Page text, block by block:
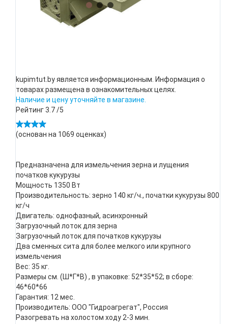
kupimtut.by является информационным. Информация о
товарах размещена в ознакомительных целях.
Наличие и цену уточняйте в магазине.
Рейтинг3.7/5
(основан на 1069 оценках)
Предназначена для измельчения зерна и лущения
початков кукурузы
Мощность 1350 Вт
Производительность: зерно 140 кг/ч., початки кукурузы 800
кг/ч
Двигатель: однофазный, асинхронный
Загрузочный лоток для зерна
Загрузочный лоток для початков кукурузы
Два сменных сита для более мелкого или крупного
измельчения
Вес: 35 кг.
Размеры см. (Ш*Г*В) , в упаковке: 52*35*52; в сборе:
46*60*66
Гарантия: 12 мес.
Производитель: ООО "Гидроагрегат", Россия
Разогревать на холостом ходу 2-3 мин.